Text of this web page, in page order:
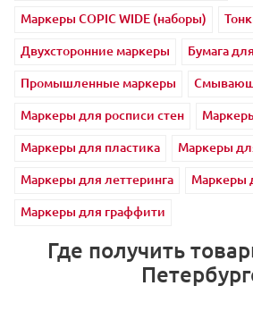
Маркеры COPIC WIDE (наборы)
Двухсторонние маркеры
Бумага
Промышленные маркеры
Маркеры для росписи стен
Маркеры для пластика
Маркеры
Маркеры для леттеринга
Маркеры
Маркеры для граффити
Где получить